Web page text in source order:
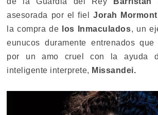
asesorada por el fiel Jorah Mormont
la compra de
los Inmaculados, un
eunucos duramente entrenados
por un amo cruel con la ayuda
inteligente interprete, Missandei.